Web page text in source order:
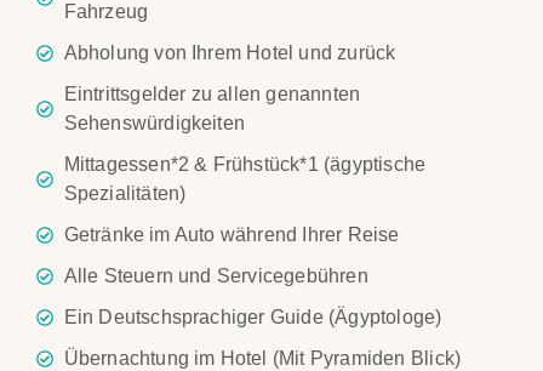
Fahrzeug
Abholung von Ihrem Hotel und zurück
Eintrittsgelder zu allen genannten
Sehenswürdigkeiten
Mittagessen*2 & Frühstück*1 (ägyptische
Spezialitäten)
Getränke im Auto während Ihrer Reise
Alle Steuern und Servicegebühren
Ein Deutschsprachiger Guide (Ägyptologe)
Übernachtung im Hotel (Mit Pyramiden Blick)